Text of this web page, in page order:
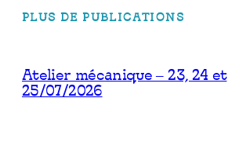
PLUS DE PUBLICATIONS
Atelier mécanique – 23, 24 et
25/07/2026